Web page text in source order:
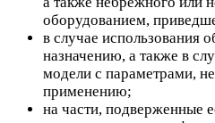
оборудованием,
в случае использования
назначению, а также в
модели с параметрами,
применению;
на части, подверженные